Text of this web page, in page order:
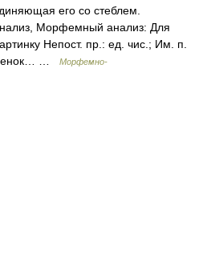
его со стеблем.
Морфемный анализ: Для
Непост. пр.: ед. чис.; Им. п.
…
Морфемно-